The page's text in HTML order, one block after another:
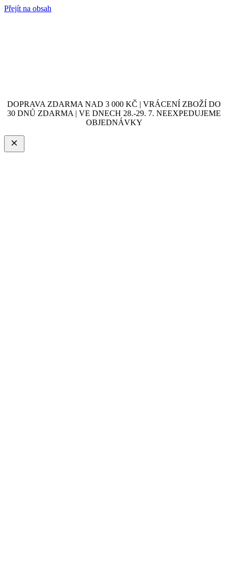
Přejít na obsah
DOPRAVA ZDARMA NAD 3 000 KČ | VRÁCENÍ ZBOŽÍ DO
30 DNŮ ZDARMA | VE DNECH 28.-29. 7. NEEXPEDUJEME
OBJEDNÁVKY